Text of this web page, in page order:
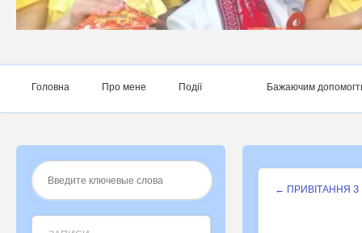
Головна Про мене Події Бажаючим
← ПРИВІТАННЯ З